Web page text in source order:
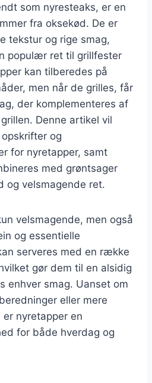
som nyresteaks, er en
fra oksekød. De er
tekstur og rige smag,
populær ret til grillfester
kan tilberedes på
men når de grilles, får
der komplementeres af
Denne artikel vil
og
for nyretapper, samt
med grøntsager
og velsmagende ret.
velsmagende, men også
og essentielle
serveres med en række
gør dem til en alsidig
enhver smag. Uanset om
eller mere
nyretapper en
for både hverdag og